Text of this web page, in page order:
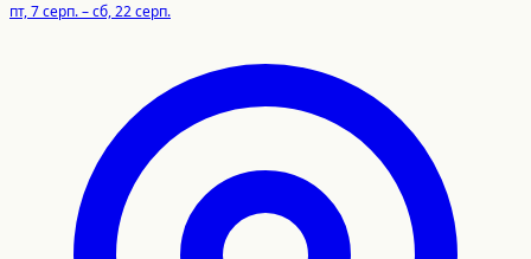
пт, 7 серп. – сб, 22 серп.